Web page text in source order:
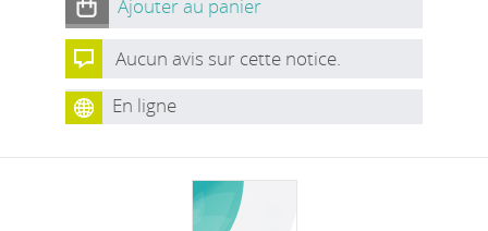
Ajouter au panier
Aucun avis sur cette notice.
En ligne